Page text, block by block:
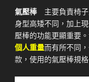
氣壓棒主要負責椅子
身型高矮不同，加上
壓棒的功能更顯重要
個人重量而有所不同
款，使用的氣壓棒規